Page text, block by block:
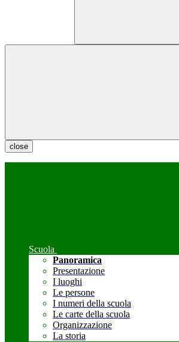
close
Scuola
Panoramica
Presentazione
I luoghi
Le persone
I numeri della scuola
Le carte della scuola
Organizzazione
La storia